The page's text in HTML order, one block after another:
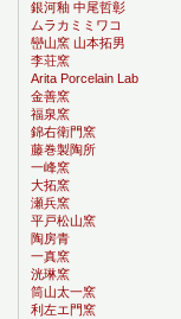
銀河釉 中尾哲彰
ムラカミミワコ
巒山窯 山本拓男
李荘窯
Arita Porcelain Lab
金善窯
福泉窯
錦右衛門窯
藤巻製陶所
一峰窯
大拓窯
瀬兵窯
平戸松山窯
陶房青
一真窯
洸琳窯
筒山太一窯
利左エ門窯